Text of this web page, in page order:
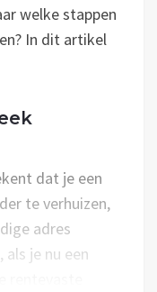
welke stappen
In dit artikel
dat je een
te verhuizen,
adres
je nu een